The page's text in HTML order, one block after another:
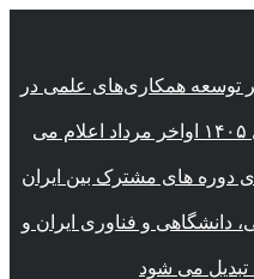
توسعه همکاری‌های علمی در
نتایج نهایی آزمون دکتری سال ۱۴۰۵ اواخر مرداد اعلام می
دوره های مشترک بین ایران
و فناوری ایران و
تبدیل می شود